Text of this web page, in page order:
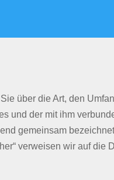
über die Art, den
und der mit ihm
gemeinsam
verweisen wir auf